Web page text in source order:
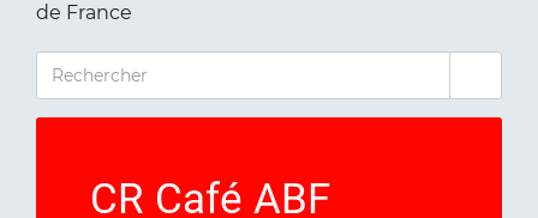
de France
RECHERCHER
CR Café ABF